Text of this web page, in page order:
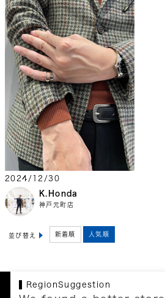
2024/12/30
K.Honda
神戸元町店
並び替え 新着順 人気順
RegionSuggestion